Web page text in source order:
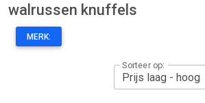
walrussen knuffels
MERK:
Sorteer op: